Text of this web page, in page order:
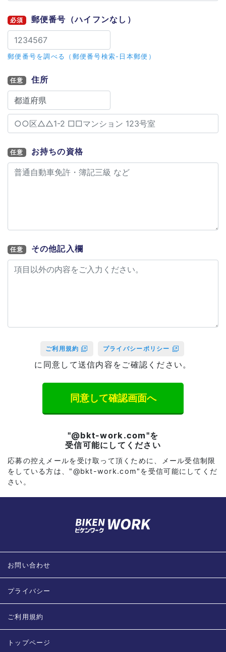
必須 郵便番号 （ハイフンなし）
郵便番号を調べる（郵便番号検索-日本郵便）
任意 住所
任意 お持ちの資格
任意 その他記入欄
ご利用規約 プライバシーポリシー
に同意して送信内容をご確認ください。
同意して確認画面へ
"@bkt-work.com"を
受信可能にしてください
応募の控えメールを受け取って頂くために、メール受信制限
をしている方は、"@bkt-work.com"を受信可能にしてくだ
さい。
お問い合わせ
プライバシー
ご利用規約
トップページ